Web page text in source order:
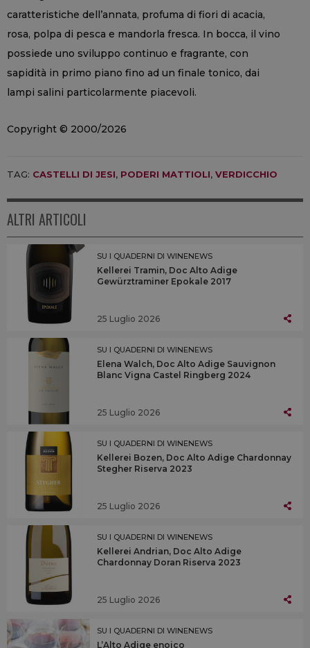
caratteristiche dell’annata, profuma di fiori di acacia,
rosa, polpa di pesca e mandorla fresca. In bocca, il vino
possiede uno sviluppo continuo e fragrante, con
sapidità in primo piano fino ad un finale tonico, dai
lampi salini particolarmente piacevoli.
Copyright © 2000/2026
TAG: CASTELLI DI JESI, PODERI MATTIOLI, VERDICCHIO
ALTRI ARTICOLI
SU I QUADERNI DI WINENEWS
Kellerei Tramin, Doc Alto Adige
Gewürztraminer Epokale 2017
25 Luglio 2026
SU I QUADERNI DI WINENEWS
Elena Walch, Doc Alto Adige Sauvignon
Blanc Vigna Castel Ringberg 2024
25 Luglio 2026
SU I QUADERNI DI WINENEWS
Kellerei Bozen, Doc Alto Adige Chardonnay
Stegher Riserva 2023
25 Luglio 2026
SU I QUADERNI DI WINENEWS
Kellerei Andrian, Doc Alto Adige
Chardonnay Doran Riserva 2023
25 Luglio 2026
SU I QUADERNI DI WINENEWS
L’Alto Adige enoico